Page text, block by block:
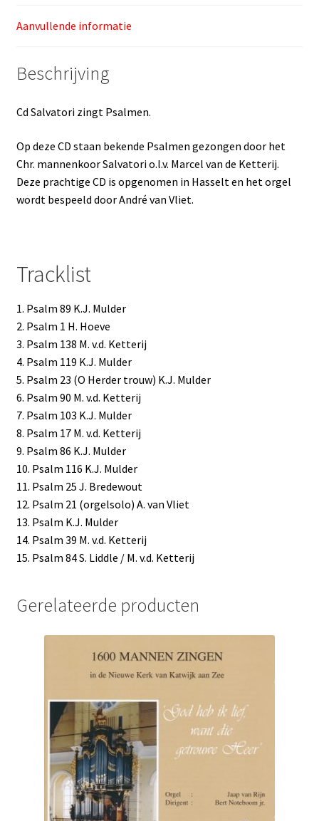
Aanvullende informatie
Beschrijving
Cd Salvatori zingt Psalmen.
Op deze CD staan bekende Psalmen gezongen door het
Chr. mannenkoor Salvatori o.l.v. Marcel van de Ketterij.
Deze prachtige CD is opgenomen in Hasselt en het orgel
wordt bespeeld door André van Vliet.
Tracklist
1. Psalm 89 K.J. Mulder
2. Psalm 1 H. Hoeve
3. Psalm 138 M. v.d. Ketterij
4. Psalm 119 K.J. Mulder
5. Psalm 23 (O Herder trouw) K.J. Mulder
6. Psalm 90 M. v.d. Ketterij
7. Psalm 103 K.J. Mulder
8. Psalm 17 M. v.d. Ketterij
9. Psalm 86 K.J. Mulder
10. Psalm 116 K.J. Mulder
11. Psalm 25 J. Bredewout
12. Psalm 21 (orgelsolo) A. van Vliet
13. Psalm K.J. Mulder
14. Psalm 39 M. v.d. Ketterij
15. Psalm 84 S. Liddle / M. v.d. Ketterij
Gerelateerde producten